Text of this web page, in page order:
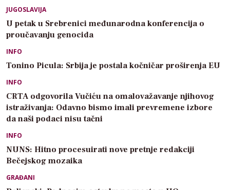
JUGOSLAVIJA
U petak u Srebrenici međunarodna konferencija o
proučavanju genocida
INFO
Tonino Picula: Srbija je postala kočničar proširenja EU
INFO
CRTA odgovorila Vučiću na omalovažavanje njihovog
istraživanja: Odavno bismo imali prevremene izbore
da naši podaci nisu tačni
INFO
NUNS: Hitno procesuirati nove pretnje redakciji
Bečejskog mozaika
GRAĐANI